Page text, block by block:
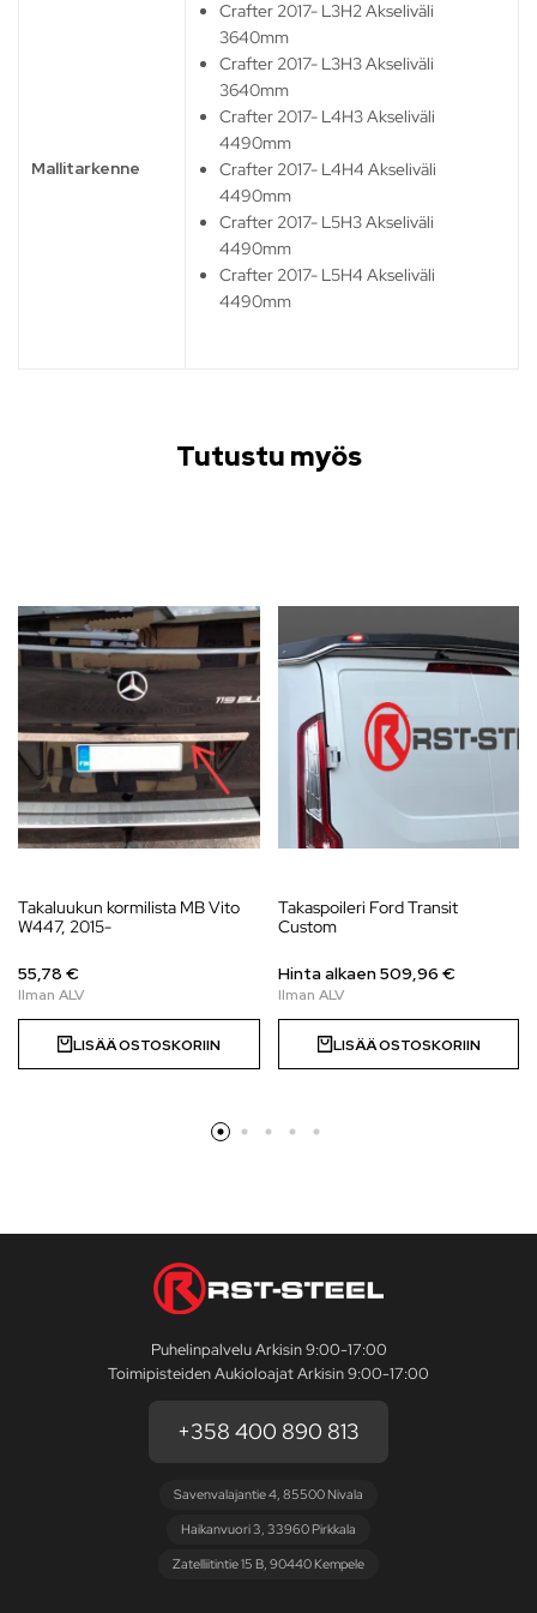
Mallitarkenne
Crafter 2017- L3H2 Akseliväli
3640mm
Crafter 2017- L3H3 Akseliväli
3640mm
Crafter 2017- L4H3 Akseliväli
4490mm
Crafter 2017- L4H4 Akseliväli
4490mm
Crafter 2017- L5H3 Akseliväli
4490mm
Crafter 2017- L5H4 Akseliväli
4490mm
Tutustu myös
Takaluukun kormilista MB Vito
W447, 2015-
55,78 €
LISÄÄ OSTOSKORIIN
Takaspoileri Ford Transit
Custom
Hinta alkaen 509,96 €
LISÄÄ OSTOSKORIIN
Puhelinpalvelu Arkisin 9:00-17:00
Toimipisteiden Aukioloajat Arkisin 9:00-17:00
+358 400 890 813
Savenvalajantie 4, 85500 Nivala
Haikanvuori 3, 33960 Pirkkala
Zatelliitintie 15 B, 90440 Kempele